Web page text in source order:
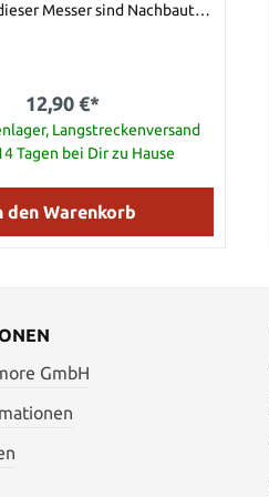
Messer sind Nachbauten
und ausgestattet mit
sind diese Messer ideale
9,53 cm Griffmaterial:
19,68 cm Gewicht:
12,90 €*
Langstreckenversand
Tagen bei Dir zu Hause
den Warenkorb
GmbH